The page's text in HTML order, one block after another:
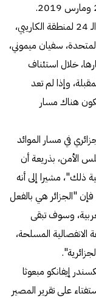
وحذر هلال، خلال أعمال الندوة الإقليمية للجنة الـ 24 لمنطقة الكاريبي،
سفيان ميموني،
خلال استئناف
وإذا لم تعد
هناك مسار
في مسار الموائد
الأمن، بذريعة أن
ذلك"، مشيرا إلى أنه
"الجزائر هي بالفعل
وسوف تبقى
المسلحة،
إيفانكو مبعوثا
على تقرير المصير